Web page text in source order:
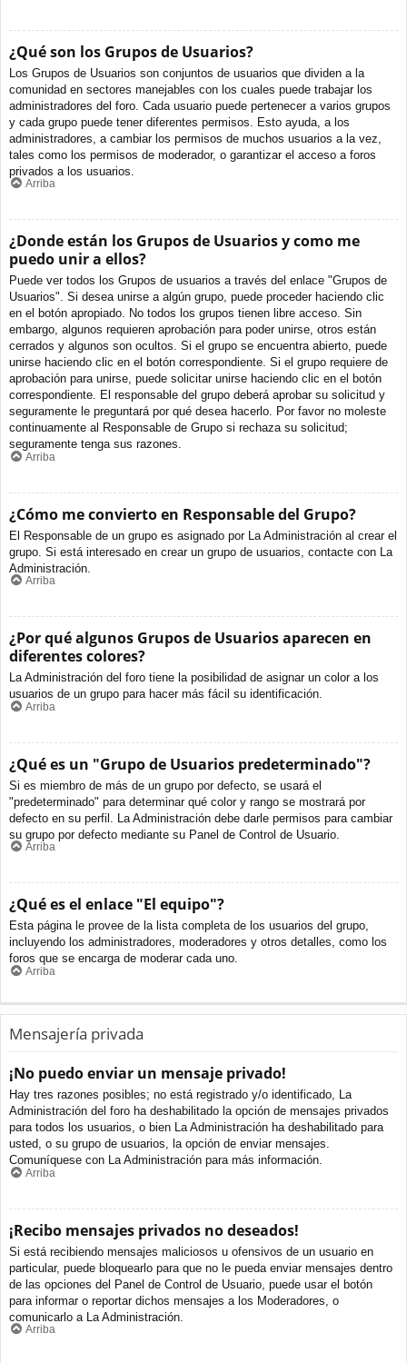
¿Qué son los Grupos de Usuarios?
Los Grupos de Usuarios son conjuntos de usuarios que dividen a la
comunidad en sectores manejables con los cuales puede trabajar los
administradores del foro. Cada usuario puede pertenecer a varios grupos
y cada grupo puede tener diferentes permisos. Esto ayuda, a los
administradores, a cambiar los permisos de muchos usuarios a la vez,
tales como los permisos de moderador, o garantizar el acceso a foros
privados a los usuarios.
Arriba
¿Donde están los Grupos de Usuarios y como me
puedo unir a ellos?
Puede ver todos los Grupos de usuarios a través del enlace "Grupos de
Usuarios". Si desea unirse a algún grupo, puede proceder haciendo clic
en el botón apropiado. No todos los grupos tienen libre acceso. Sin
embargo, algunos requieren aprobación para poder unirse, otros están
cerrados y algunos son ocultos. Si el grupo se encuentra abierto, puede
unirse haciendo clic en el botón correspondiente. Si el grupo requiere de
aprobación para unirse, puede solicitar unirse haciendo clic en el botón
correspondiente. El responsable del grupo deberá aprobar su solicitud y
seguramente le preguntará por qué desea hacerlo. Por favor no moleste
continuamente al Responsable de Grupo si rechaza su solicitud;
seguramente tenga sus razones.
Arriba
¿Cómo me convierto en Responsable del Grupo?
El Responsable de un grupo es asignado por La Administración al crear el
grupo. Si está interesado en crear un grupo de usuarios, contacte con La
Administración.
Arriba
¿Por qué algunos Grupos de Usuarios aparecen en
diferentes colores?
La Administración del foro tiene la posibilidad de asignar un color a los
usuarios de un grupo para hacer más fácil su identificación.
Arriba
¿Qué es un "Grupo de Usuarios predeterminado"?
Si es miembro de más de un grupo por defecto, se usará el
"predeterminado" para determinar qué color y rango se mostrará por
defecto en su perfil. La Administración debe darle permisos para cambiar
su grupo por defecto mediante su Panel de Control de Usuario.
Arriba
¿Qué es el enlace "El equipo"?
Esta página le provee de la lista completa de los usuarios del grupo,
incluyendo los administradores, moderadores y otros detalles, como los
foros que se encarga de moderar cada uno.
Arriba
Mensajería privada
¡No puedo enviar un mensaje privado!
Hay tres razones posibles; no está registrado y/o identificado, La
Administración del foro ha deshabilitado la opción de mensajes privados
para todos los usuarios, o bien La Administración ha deshabilitado para
usted, o su grupo de usuarios, la opción de enviar mensajes.
Comuníquese con La Administración para más información.
Arriba
¡Recibo mensajes privados no deseados!
Si está recibiendo mensajes maliciosos u ofensivos de un usuario en
particular, puede bloquearlo para que no le pueda enviar mensajes dentro
de las opciones del Panel de Control de Usuario, puede usar el botón
para informar o reportar dichos mensajes a los Moderadores, o
comunicarlo a La Administración.
Arriba